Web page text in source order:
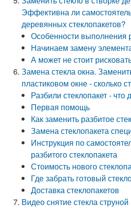
Эффективна ли
деревянных стеклопакетов?
Особенности выполнения
Начинаем замену
А может не стоит
Замена стекла окна.
пластиковом окне - сколько
Разбили стеклопакет - что
Первая помощь
Как заменить разбитое
Замена стеклопакета
Инструкция по
разбитого стеклопакета
Стоимость нового
Где забрать готовый
Доставка стеклопакетов
Видео снятие стекла